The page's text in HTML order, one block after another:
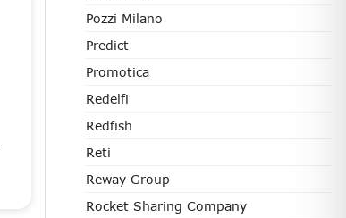
Pozzi Milano
Predict
Promotica
Redelfi
Redfish
Reti
Reway Group
Rocket Sharing Company